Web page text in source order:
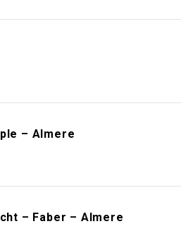
– Almere
– Faber – Almere